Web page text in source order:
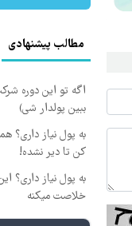
مطالب پیشنهادی
اگه تو این دوره
ببین پولدار شی)
به پول نیاز داری؟
کن تا دیر نشده!
به پول نیاز داری؟
خلاصت میکنه